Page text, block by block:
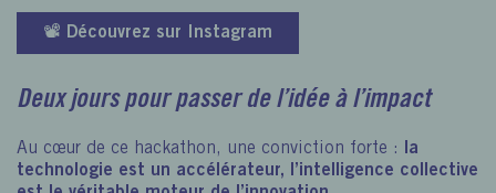
📽️ Découvrez sur Instagram
Deux jours pour passer de l’idée à l’impact
Au cœur de ce hackathon, une conviction forte :
la
technologie est un accélérateur, l’intelligence collective